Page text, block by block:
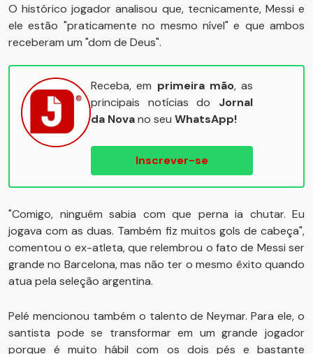
O histórico jogador analisou que, tecnicamente, Messi e
ele estão "praticamente no mesmo nível" e que ambos
receberam um "dom de Deus".
Receba, em primeira mão, as
principais notícias do Jornal
da Novano seu WhatsApp!
Inscrever-se
"Comigo, ninguém sabia com que perna ia chutar. Eu
jogava com as duas. Também fiz muitos gols de cabeça",
comentou o ex-atleta, que relembrou o fato de Messi ser
grande no Barcelona, mas não ter o mesmo êxito quando
atua pela seleção argentina.
Pelé mencionou também o talento de Neymar. Para ele, o
santista pode se transformar em um grande jogador
porque é muito hábil com os dois pés e bastante